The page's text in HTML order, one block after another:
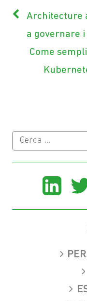
Architecture
a governare
Come
Ricerca